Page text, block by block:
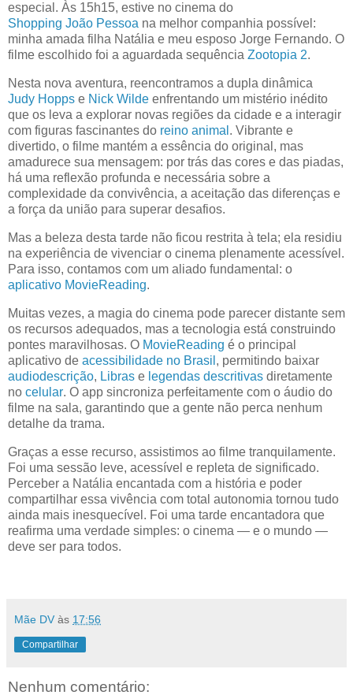
especial. Às 15h15, estive no cinema do
Shopping João Pessoa na melhor companhia possível:
minha amada filha Natália e meu esposo Jorge Fernando. O
filme escolhido foi a aguardada sequência Zootopia 2.
Nesta nova aventura, reencontramos a dupla dinâmica
Judy Hopps e Nick Wilde enfrentando um mistério inédito
que os leva a explorar novas regiões da cidade e a interagir
com figuras fascinantes do reino animal . Vibrante e
divertido, o filme mantém a essência do original, mas
amadurece sua mensagem: por trás das cores e das piadas,
há uma reflexão profunda e necessária sobre a
complexidade da convivência, a aceitação das diferenças e
a força da união para superar desafios.
Mas a beleza desta tarde não ficou restrita à tela; ela residiu
na experiência de vivenciar o cinema plenamente acessível.
Para isso, contamos com um aliado fundamental: o
aplicativo MovieReading.
Muitas vezes, a magia do cinema pode parecer distante sem
os recursos adequados, mas a tecnologia está construindo
pontes maravilhosas. O MovieReading é o principal
aplicativo de acessibilidade no Brasil , permitindo baixar
audiodescrição, Libras e legendas descritivas diretamente
no celular. O app sincroniza perfeitamente com o áudio do
filme na sala, garantindo que a gente não perca nenhum
detalhe da trama.
Graças a esse recurso, assistimos ao filme tranquilamente.
Foi uma sessão leve, acessível e repleta de significado.
Perceber a Natália encantada com a história e poder
compartilhar essa vivência com total autonomia tornou tudo
ainda mais inesquecível. Foi uma tarde encantadora que
reafirma uma verdade simples: o cinema — e o mundo —
deve ser para todos.
Mãe DV às 17:56
Compartilhar
Nenhum comentário: